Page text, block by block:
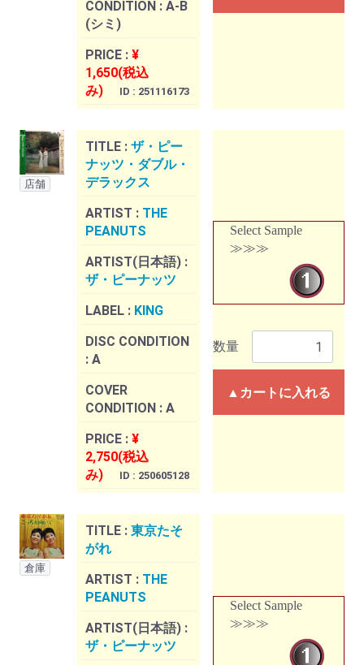
CONDITION : A-B
(シミ)
PRICE : ¥
1,650(税込
み)
ID : 251116173
店舗
TITLE : ザ・ピー
ナッツ・ダブル・
デラックス
ARTIST : THE
PEANUTS
ARTIST(日本語) :
ザ・ピーナッツ
LABEL : KING
DISC CONDITION
: A
COVER
CONDITION : A
PRICE : ¥
2,750(税込
み)
ID : 250605128
Select Sample
≫≫≫
数量
▲カートに入れる
倉庫
TITLE : 東京たそ
がれ
ARTIST : THE
PEANUTS
ARTIST(日本語) :
ザ・ピーナッツ
Select Sample
≫≫≫